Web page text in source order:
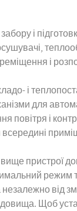
і
і
і
для
повітря і
всередині
пристрої
режим
від
Щоб